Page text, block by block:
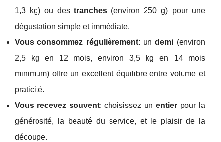
1,3 kg) ou destranches (environ 250 g) pour une
dégustation simple et immédiate.
Vous consommez régulièrement: undemi (environ
2,5 kg en 12 mois, environ 3,5 kg en 14 mois
minimum) offre un excellent équilibre entre volume et
praticité.
Vous recevez souvent: choisissez unentier pour la
générosité, la beauté du service, et le plaisir de la
découpe.